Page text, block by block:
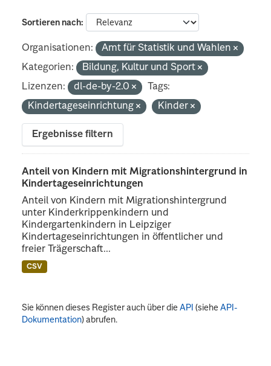
Sortieren nach
Organisationen:
Amt für Statistik und Wahlen
Kategorien:
Bildung, Kultur und Sport
Lizenzen:
dl-de-by-2.0
Tags:
Kindertageseinrichtung
Kinder
Ergebnisse filtern
Anteil von Kindern mit Migrationshintergrund in
Kindertageseinrichtungen
Anteil von Kindern mit Migrationshintergrund
unter Kinderkrippenkindern und
Kindergartenkindern in Leipziger
Kindertageseinrichtungen in öffentlicher und
freier Trägerschaft...
CSV
Sie können dieses Register auch über dieAPI (sieheAPI-
Dokumentation) abrufen.